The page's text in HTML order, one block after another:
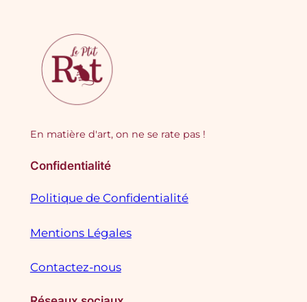
En matière d'art, on ne se rate pas !
Confidentialité
Politique de Confidentialité
Mentions Légales
Contactez-nous